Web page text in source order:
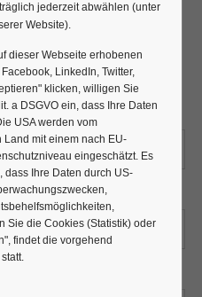
jederzeit abwählen (unter
Website).
dieser Webseite erhobenen
LinkedIn, Twitter,
klicken, willigen Sie
a DSGVO ein, dass Ihre Daten
USA werden vom
Land mit einem nach EU-
eingeschätzt. Es
dass Ihre Daten durch US-
Sie die Cookies (Statistik) oder
findet die vorgehend